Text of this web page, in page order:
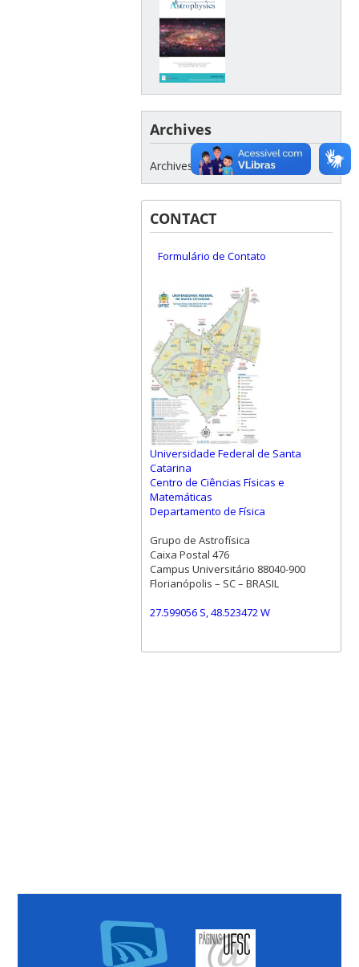
Archives
Archives
CONTACT
Formulário de Contato
Universidade Federal de Santa
Catarina
Centro de Ciências Físicas e
Matemáticas
Departamento de Física
Grupo de Astrofísica
Caixa Postal 476
Campus Universitário 88040-900
Florianópolis – SC – BRASIL
27.599056 S, 48.523472 W